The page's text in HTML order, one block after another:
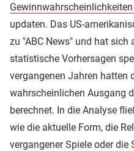
Gewinnwahrscheinlichkeiten
updaten. Das US-
zu "ABC News" und hat
statistische Vorhersagen
vergangenen Jahren hatten
wahrscheinlichen Ausgang
berechnet. In die Analyse
wie die aktuelle Form, die
vergangener Spiele oder die